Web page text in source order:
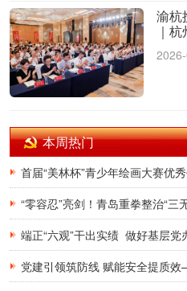
渝杭
｜
本周热门
“零容忍”亮剑！青岛重拳整治“
端正“六观”干出实绩 做好基层党